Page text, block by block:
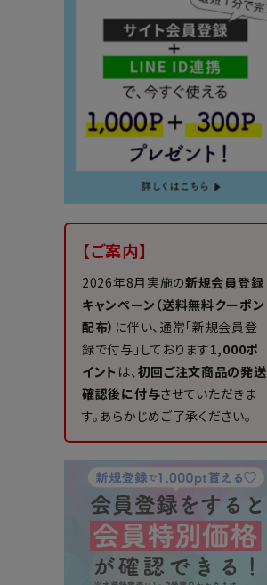
【ご案内】
2026年8月実施の新規会員登録
キャンペーン（送料無料クーポン
配布） に伴い、通常「新規会員登
録で付与」しております1,000ポ
イント は、初回ご注文商品の発送
確認後に付与させていただきま
す。あらかじめご了承ください。